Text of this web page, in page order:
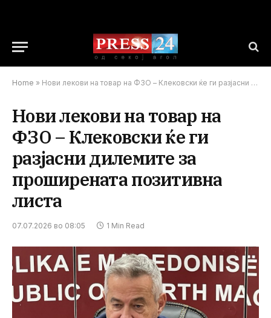
Home » Нови лекови на товар на ФЗО – Клековски ќе ги разјасни дилемите за проширената позитивна листа
Нови лекови на товар на
ФЗО – Клековски ќе ги
разјасни дилемите за
проширената позитивна
листа
07.07.2026 во 08:05 1 Min Read